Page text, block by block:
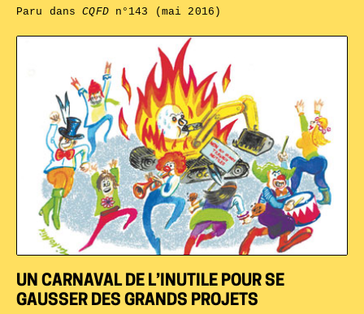
UN CARNAVAL DE L’INUTILE POUR SE
GAUSSER DES GRANDS PROJETS
Paru dansCQFDn°143 (mai 2016)